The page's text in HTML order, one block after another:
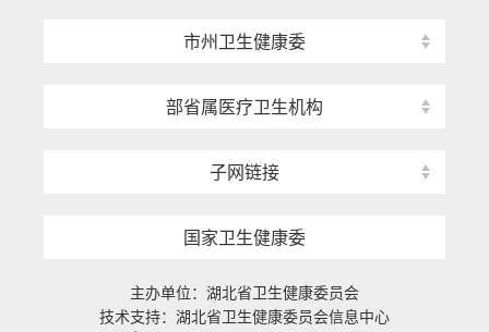
市州卫生健康委
部省属医疗卫生机构
子网链接
国家卫生健康委
主办单位：湖北省卫生健康委员会
技术支持：湖北省卫生健康委员会信息中心